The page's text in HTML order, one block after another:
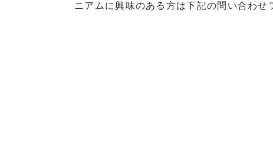
ニアムに興味のある方は下記の問い合わせ